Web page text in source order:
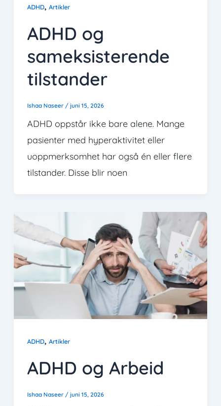
ADHD, Artikler
ADHD og
sameksisterende
tilstander
Ishaa Naseer / juni 15, 2026
ADHD oppstår ikke bare alene. Mange
pasienter med hyperaktivitet eller
uoppmerksomhet har også én eller flere
tilstander. Disse blir noen
ADHD, Artikler
ADHD og Arbeid
Ishaa Naseer / juni 15, 2026